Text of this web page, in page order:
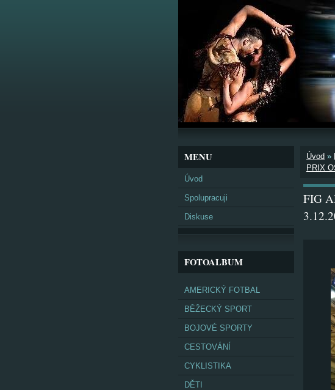
MENU
Úvod
Spolupracuji
Diskuse
FOTOALBUM
AMERICKÝ FOTBAL
BĚŽECKÝ SPORT
BOJOVÉ SPORTY
CESTOVÁNÍ
CYKLISTIKA
DĚTI
Úvod »
PRIX
FIG